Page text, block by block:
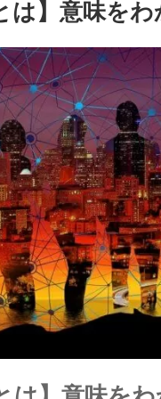
は】意味を